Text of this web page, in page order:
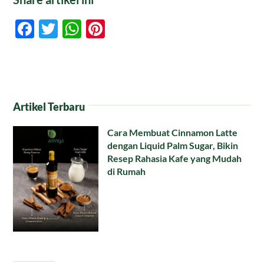
Facebook
TwitterWhatsApp
Artikel Terbaru
Cara Membuat Cinnamon Latte
dengan Liquid Palm Sugar, Bikin
Resep Rahasia Kafe yang Mudah
di Rumah